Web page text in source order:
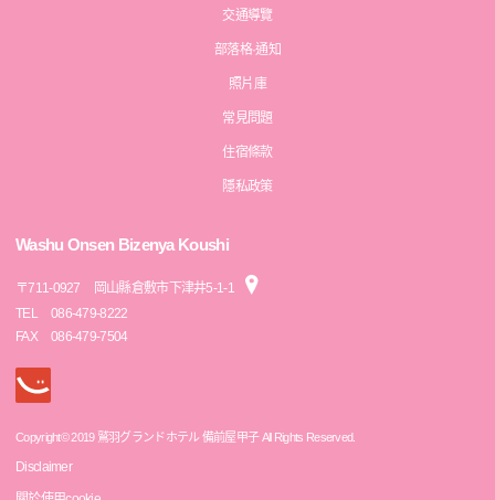
交通導覽
部落格·通知
照片庫
常見問題
住宿條款
隱私政策
Washu Onsen Bizenya Koushi
〒711-0927
岡山縣倉敷市下津井5-1-1
TEL
086-479-8222
FAX
086-479-7504
Copyright© 2019 鷲羽グランドホテル 備前屋甲子 All Rights Reserved.
Disclaimer